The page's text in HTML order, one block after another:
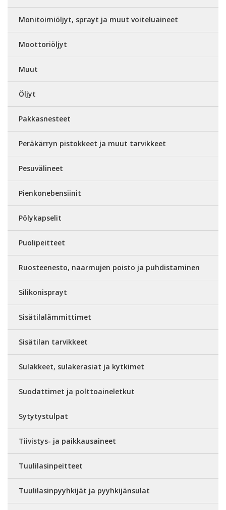
Monitoimiöljyt, sprayt ja muut voiteluaineet
Moottoriöljyt
Muut
Öljyt
Pakkasnesteet
Peräkärryn pistokkeet ja muut tarvikkeet
Pesuvälineet
Pienkonebensiinit
Pölykapselit
Puolipeitteet
Ruosteenesto, naarmujen poisto ja puhdistaminen
Silikonisprayt
Sisätilalämmittimet
Sisätilan tarvikkeet
Sulakkeet, sulakerasiat ja kytkimet
Suodattimet ja polttoaineletkut
Sytytystulpat
Tiivistys- ja paikkausaineet
Tuulilasinpeitteet
Tuulilasinpyyhkijät ja pyyhkijänsulat